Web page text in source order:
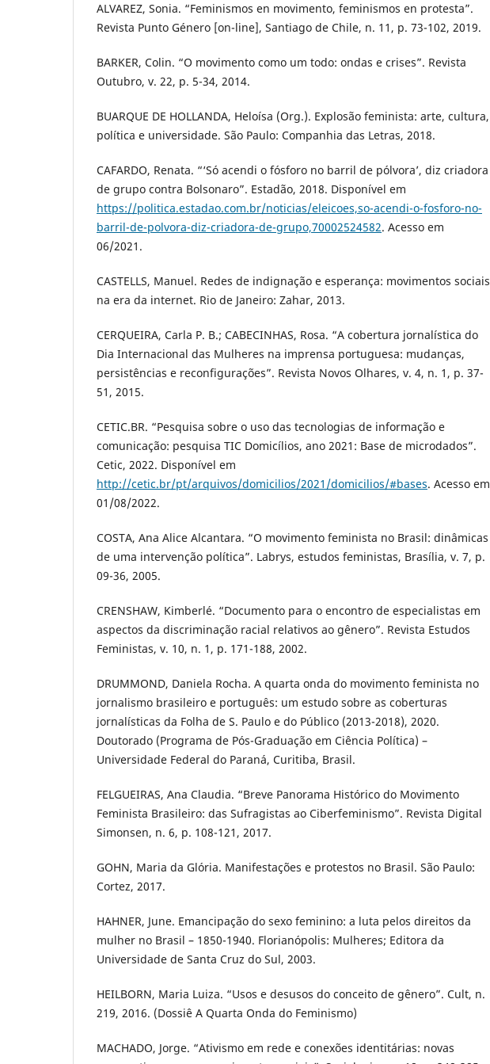
ALVAREZ, Sonia. “Feminismos en movimento, feminismos en protesta”.
Revista Punto Género [on-line], Santiago de Chile, n. 11, p. 73-102, 2019.
BARKER, Colin. “O movimento como um todo: ondas e crises”. Revista
Outubro, v. 22, p. 5-34, 2014.
BUARQUE DE HOLLANDA, Heloísa (Org.). Explosão feminista: arte, cultura,
política e universidade. São Paulo: Companhia das Letras, 2018.
CAFARDO, Renata. “‘Só acendi o fósforo no barril de pólvora’, diz criadora
de grupo contra Bolsonaro”. Estadão, 2018. Disponível em
https://politica.estadao.com.br/noticias/eleicoes,so-acendi-o-fosforo-no-
barril-de-polvora-diz-criadora-de-grupo,70002524582. Acesso em
06/2021.
CASTELLS, Manuel. Redes de indignação e esperança: movimentos sociais
na era da internet. Rio de Janeiro: Zahar, 2013.
CERQUEIRA, Carla P. B.; CABECINHAS, Rosa. “A cobertura jornalística do
Dia Internacional das Mulheres na imprensa portuguesa: mudanças,
persistências e reconfigurações”. Revista Novos Olhares, v. 4, n. 1, p. 37-
51, 2015.
CETIC.BR. “Pesquisa sobre o uso das tecnologias de informação e
comunicação: pesquisa TIC Domicílios, ano 2021: Base de microdados”.
Cetic, 2022. Disponível em
http://cetic.br/pt/arquivos/domicilios/2021/domicilios/#bases. Acesso em
01/08/2022.
COSTA, Ana Alice Alcantara. “O movimento feminista no Brasil: dinâmicas
de uma intervenção política”. Labrys, estudos feministas, Brasília, v. 7, p.
09-36, 2005.
CRENSHAW, Kimberlé. “Documento para o encontro de especialistas em
aspectos da discriminação racial relativos ao gênero”. Revista Estudos
Feministas, v. 10, n. 1, p. 171-188, 2002.
DRUMMOND, Daniela Rocha. A quarta onda do movimento feminista no
jornalismo brasileiro e português: um estudo sobre as coberturas
jornalísticas da Folha de S. Paulo e do Público (2013-2018), 2020.
Doutorado (Programa de Pós-Graduação em Ciência Política) –
Universidade Federal do Paraná, Curitiba, Brasil.
FELGUEIRAS, Ana Claudia. “Breve Panorama Histórico do Movimento
Feminista Brasileiro: das Sufragistas ao Ciberfeminismo”. Revista Digital
Simonsen, n. 6, p. 108-121, 2017.
GOHN, Maria da Glória. Manifestações e protestos no Brasil. São Paulo:
Cortez, 2017.
HAHNER, June. Emancipação do sexo feminino: a luta pelos direitos da
mulher no Brasil – 1850-1940. Florianópolis: Mulheres; Editora da
Universidade de Santa Cruz do Sul, 2003.
HEILBORN, Maria Luiza. “Usos e desusos do conceito de gênero”. Cult, n.
219, 2016. (Dossiê A Quarta Onda do Feminismo)
MACHADO, Jorge. “Ativismo em rede e conexões identitárias: novas